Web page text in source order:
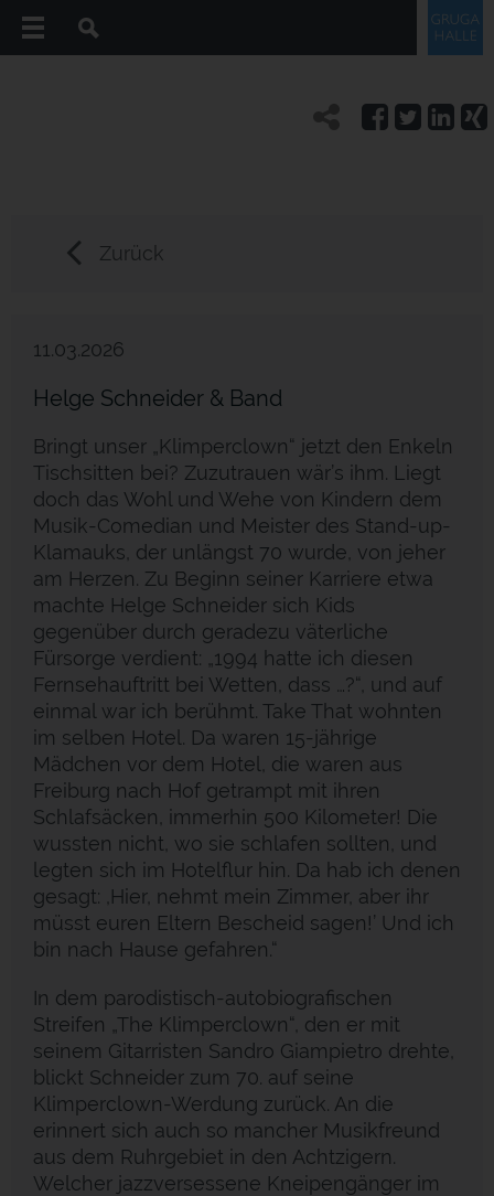
Zurück
11.03.2026
Helge Schneider & Band
Bringt unser „Klimperclown“ jetzt den Enkeln
Tischsitten bei? Zuzutrauen wär’s ihm. Liegt
doch das Wohl und Wehe von Kindern dem
Musik-Comedian und Meister des Stand-up-
Klamauks, der unlängst 70 wurde, von jeher
am Herzen. Zu Beginn seiner Karriere etwa
machte Helge Schneider sich Kids
gegenüber durch geradezu väter­liche
Fürsorge verdient: „1994 hatte ich diesen
Fernsehauftritt bei Wetten, dass …?“, und auf
einmal war ich berühmt. Take That wohnten
im selben Hotel. Da waren 15-jährige
Mädchen vor dem Hotel, die waren aus
Freiburg nach Hof getrampt mit ihren
Schlafsäcken, immerhin 500 Kilometer! Die
wussten nicht, wo sie schlafen sollten, und
legten sich im Hotelflur hin. Da hab ich denen
gesagt: ,Hier, nehmt mein Zimmer, aber ihr
müsst euren Eltern Bescheid sagen!’ Und ich
bin nach Hause gefahren.“
In dem parodistisch-autobiografischen
Streifen „The Klimper­clown“, den er mit
seinem Gitarristen Sandro Giampietro drehte,
blickt Schneider zum 70. auf seine
Klimperclown-Werdung zurück. An die
erinnert sich auch so mancher Musikfreund
aus dem Ruhrgebiet in den Achtzigern.
Welcher jazzversessene Kneipengänger im